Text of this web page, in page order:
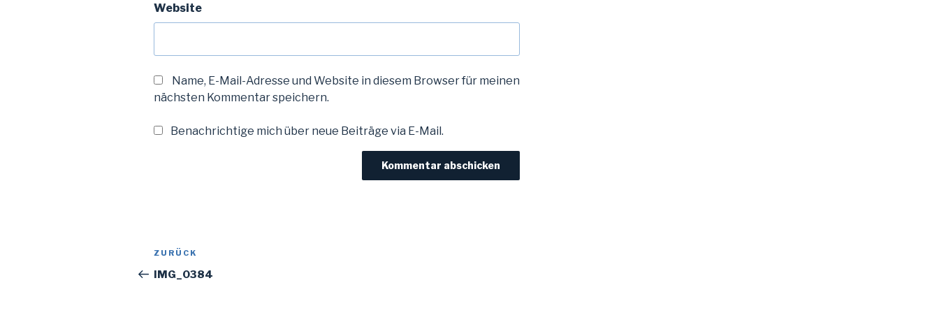
Website
Name, E-Mail-Adresse und Website in diesem Browser für meinen
nächsten Kommentar speichern.
Benachrichtige mich über neue Beiträge via E-Mail.
Beitragsnavigation
Vorheriger
Beitrag
ZURÜCK
IMG_0384